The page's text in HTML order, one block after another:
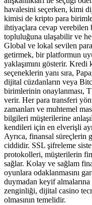
havalesini seçerken, kimi
kimisi de kripto para
ihtiyaçlara cevap verebilen
topluluğuna ulaşabilir ve
Global ve lokal sevilen
getirmek, bir platformun
yaklaşımını gösterir.
seçeneklerin yanı sıra,
dijital cüzdanların veya
birimlerinin onaylanması,
verir. Her para transferi
zamanları ve muhtemel
bilgileri müşterilerine
kendileri için en elverişli
Ayrıca, finansal süreçlerin
ciddidir. SSL şifreleme
protokolleri, müşterilerin
sağlar. Kolay ve sağlam
oyunlara odaklanmasını
duymadan keyif
zenginliği, dijital casino
olmasının temelidir.